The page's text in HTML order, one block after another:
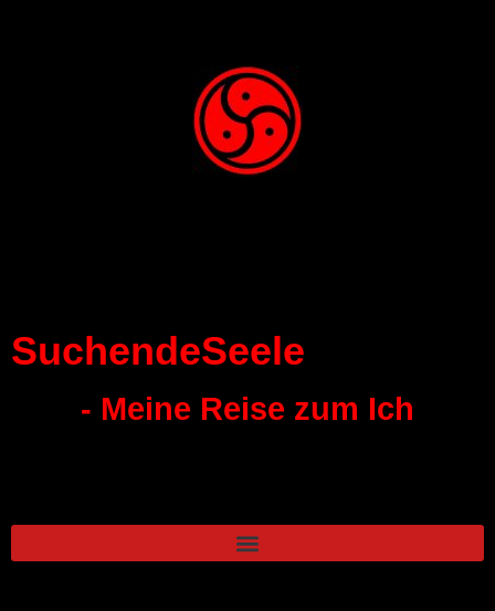
SuchendeSeele
- Meine Reise zum Ich